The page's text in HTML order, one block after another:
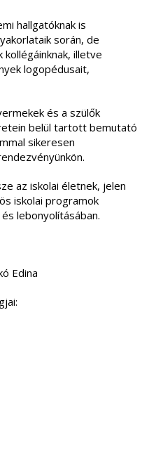
hallgatóknak is
során, de
illetve
logopédusait,
és a szülők
belül tartott bemutató
sikeresen
az iskolai életnek, jelen
iskolai programok
lebonyolításában.
Edina